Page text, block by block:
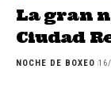
La gran
Ciudad
NOCHE DE BOXEO